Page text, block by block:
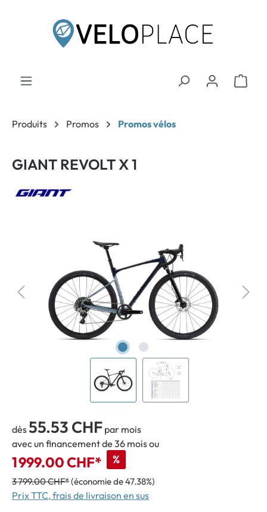
Produits Promos Promos vélos
GIANT REVOLT X 1
dès55.53 CHF par mois
avec un financement de 36 mois ou
1 999.00 CHF* %
3 799.00 CHF*(économie de 47.38%)
Prix TTC, frais de livraison en sus